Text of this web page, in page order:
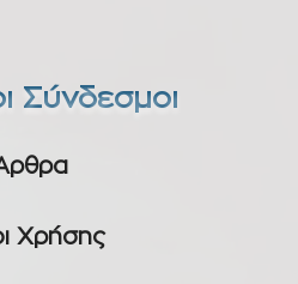
Σύνδεσμοι
Χρήσης